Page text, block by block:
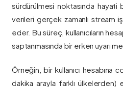
sürdürülmesi noktasında
verileri gerçek zamanlı stream
eder. Bu süreç, kullanıcıların
saptanmasında bir erken uyarı
Örneğin, bir kullanıcı hesabına
dakika arayla farklı